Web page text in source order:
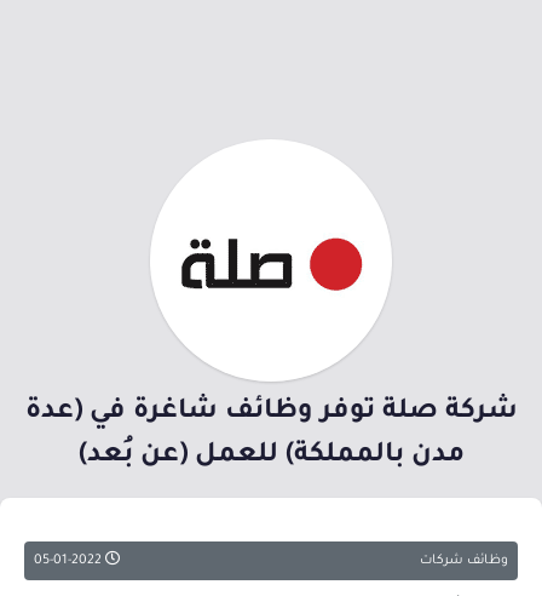
شركة صلة توفر وظائف شاغرة في (عدة
مدن بالمملكة) للعمل (عن بُعد)
وظائف شركات